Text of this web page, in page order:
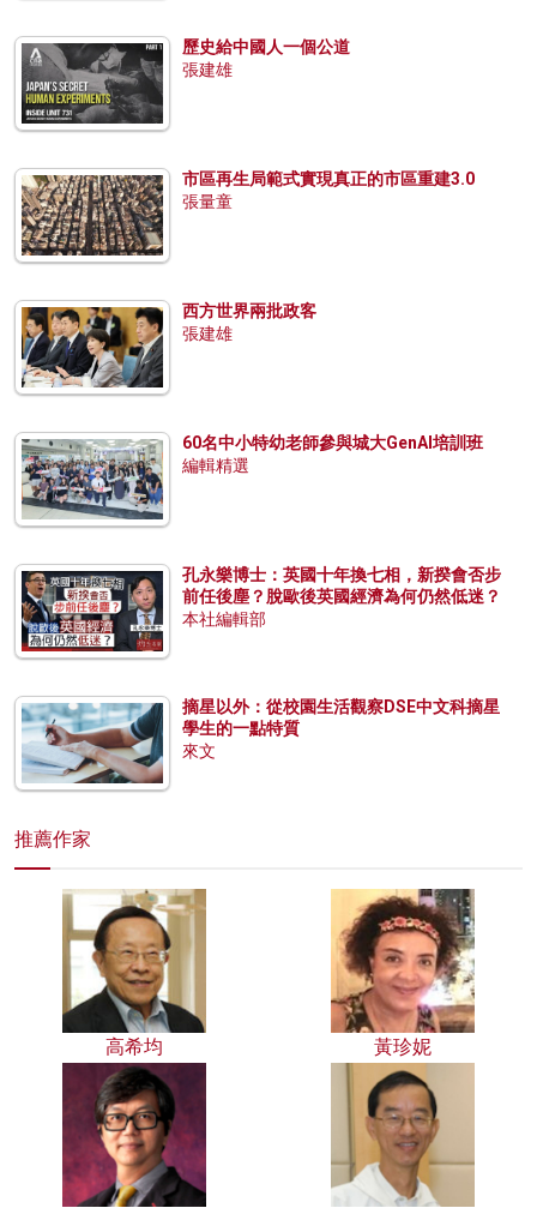
歷史給中國人一個公道
張建雄
市區再生局範式實現真正的市區重建3.0
張量童
西方世界兩批政客
張建雄
60名中小特幼老師參與城大GenAI培訓班
編輯精選
孔永樂博士：英國十年換七相，新揆會否步
前任後塵？脫歐後英國經濟為何仍然低迷？
本社編輯部
摘星以外：從校園生活觀察DSE中文科摘星
學生的一點特質
來文
推薦作家
高希均 黃珍妮